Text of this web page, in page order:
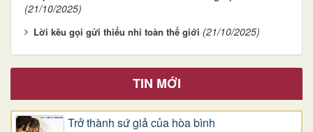
(21/10/2025)
Lời kêu gọi gửi thiếu nhi toàn thế giới (21/10/2025)
TIN MỚI
Trở thành sứ giả của hòa bình